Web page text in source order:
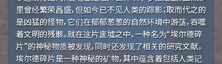
里曾经繁荣昌盛，但如今已不见人类的踪影；取而代之的
是凶猛的怪物，它们在郁郁葱葱的自然环境中游荡，吞噬
着文明的残骸。就在这片废墟之中，一种名为“埃尔德碎
片”的神秘物质被发现，同时还发现了相关的研究文献。
埃尔德碎片是一种神秘的矿物，其中蕴含着包括人类记